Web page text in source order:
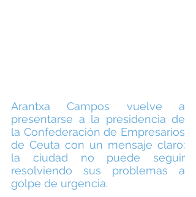
Arantxa Campos vuelve a
presentarse a la presidencia de
la Confederación de Empresarios
de Ceuta con un mensaje claro:
la ciudad no puede seguir
resolviendo sus problemas a
golpe de urgencia.